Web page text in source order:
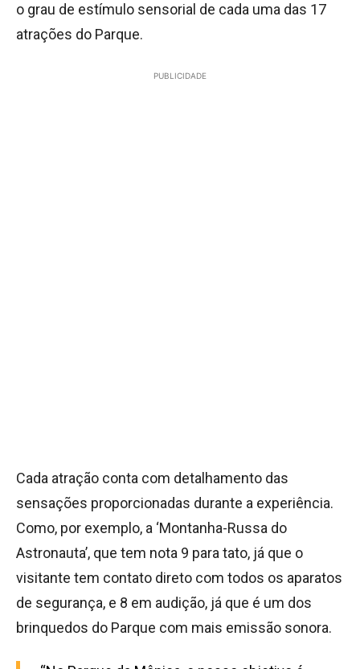
o grau de estímulo sensorial de cada uma das 17
atrações do Parque.
PUBLICIDADE
Cada atração conta com detalhamento das
sensações proporcionadas durante a experiência.
Como, por exemplo, a ‘Montanha-Russa do
Astronauta’, que tem nota 9 para tato, já que o
visitante tem contato direto com todos os aparatos
de segurança, e 8 em audição, já que é um dos
brinquedos do Parque com mais emissão sonora.